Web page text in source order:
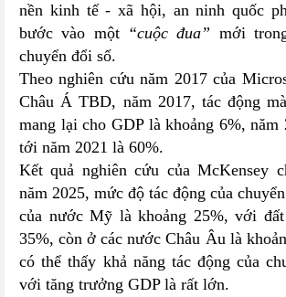
nền kinh tế - xã hội, an ninh quốc
bước vào một “cuộc đua” mới
chuyển đổi số.
Theo nghiên cứu năm 2017 của
Châu Á TBD, năm 2017, tác động
mang lại cho GDP là khoảng 6%, năm
tới năm 2021 là 60%.
Kết quả nghiên cứu của McKensey
năm 2025, mức độ tác động của
của nước Mỹ là khoảng 25%, với
35%, còn ở các nước Châu Âu là
có thể thấy khả năng tác động của
với tăng trưởng GDP là rất lớn.